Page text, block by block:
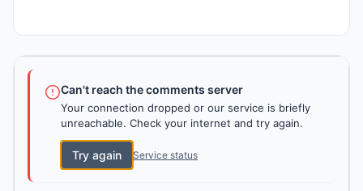
Can't reach the comments server
Your connection dropped or our service is briefly
unreachable. Check your internet and try again.
Try again Service status